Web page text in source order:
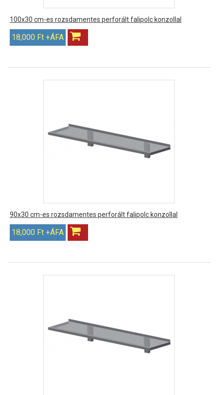
100x30 cm-es rozsdamentes perforált falipolc konzollal
18,000 Ft +ÁFA
90x30 cm-es rozsdamentes perforált falipolc konzollal
18,000 Ft +ÁFA